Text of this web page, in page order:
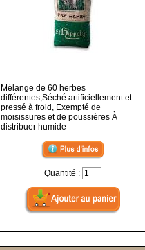
Mélange de 60 herbes
différentes,Séché artificiellement et
pressé à froid, Exempté de
moisissures et de poussières À
distribuer humide
Quantité :